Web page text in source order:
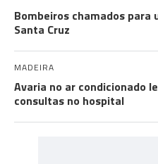
Bombeiros chamados
Santa Cruz
MADEIRA
Avaria no ar condicionado
consultas no hospital